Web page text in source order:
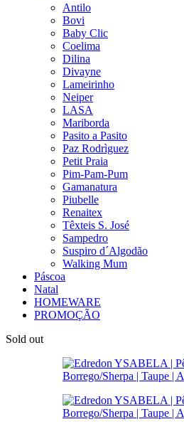
Antilo
Bovi
Baby Clic
Coelima
Dilina
Divayne
Lameirinho
Neiper
LASA
Mariborda
Pasito a Pasito
Paz Rodrìguez
Petit Praia
Pim-Pam-Pum
Gamanatura
Piubelle
Renaitex
Têxteis S. José
Sampedro
Suspiro d´Algodão
Walking Mum
Páscoa
Natal
HOMEWARE
PROMOÇÃO
Sold out